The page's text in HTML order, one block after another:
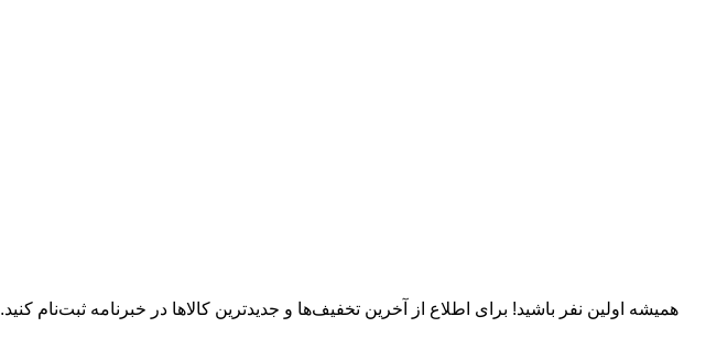
همیشه اولین نفر باشید! برای اطلاع از آخرین تخفیف‌ها و جدیدترین کالاها در خبرنامه ثبت‌نام کنید.